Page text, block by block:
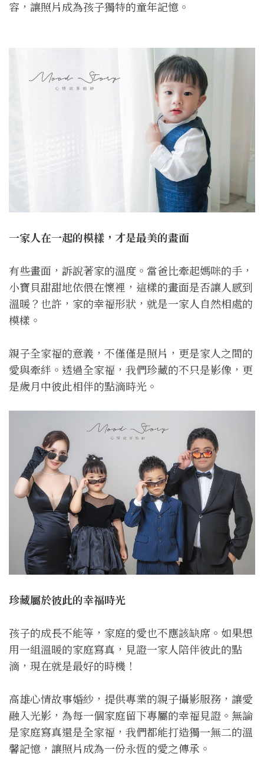
容，讓照片成為孩子獨特的童年記憶。
一家人在一起的模樣，才是最美的畫面
有些畫面，訴說著家的溫度。當爸比牽起媽咪的手，
小寶貝甜甜地依偎在懷裡，這樣的畫面是否讓人感到
溫暖？也許，家的幸福形狀，就是一家人自然相處的
模樣。
親子全家福的意義，不僅僅是照片，更是家人之間的
愛與牽絆。透過全家福，我們珍藏的不只是影像，更
是歲月中彼此相伴的點滴時光。
珍藏屬於彼此的幸福時光
孩子的成長不能等，家庭的愛也不應該缺席。如果想
用一組溫暖的家庭寫真，見證一家人陪伴彼此的點
滴，現在就是最好的時機！
高雄心情故事婚紗，提供專業的親子攝影服務，讓愛
融入光影，為每一個家庭留下專屬的幸福見證。無論
是家庭寫真還是全家福，我們都能打造獨一無二的溫
馨記憶，讓照片成為一份永恆的愛之傳承。